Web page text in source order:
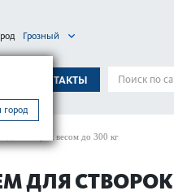
КОНТАКТЫ
город
Грозный
створок весом до 300 кг
ДЛЯ